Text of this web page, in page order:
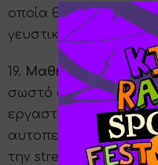
οποία θα μοιάζουν
γευστικότατα!
19. Μαθήματα Graffiti
σωστό στη
εργαστήρι για να
αυτοπεποίθηση,
την street art!